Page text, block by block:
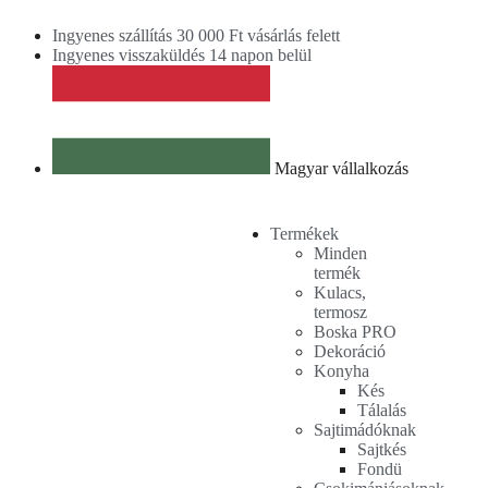
Ingyenes szállítás 30 000 Ft vásárlás felett
Ingyenes visszaküldés 14 napon belül
Magyar vállalkozás
Termékek
Minden
termék
Kulacs,
termosz
Boska PRO
Dekoráció
Konyha
Kés
Tálalás
Sajtimádóknak
Sajtkés
Fondü